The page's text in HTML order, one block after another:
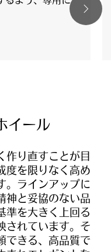
イール
作り直すことが目
度を限りなく高め
。ラインアップに
神と妥協のない品
準を大きく上回る
されています。そ
できる、高品質で